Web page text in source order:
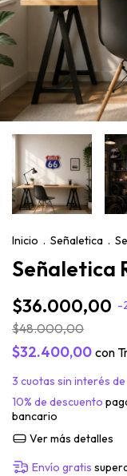
Inicio . Señaletica .
Señaletica
$36.000,00 -
$48.000,00
$32.400,00 con
3 cuotas sin interés de
10% de descuento
bancario
Ver más detalles
Envío gratis